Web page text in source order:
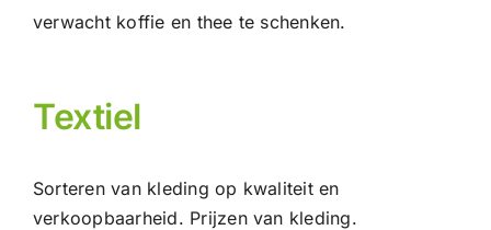
verwacht koffie en thee te schenken.
Textiel
Sorteren van kleding op kwaliteit en
verkoopbaarheid. Prijzen van kleding.